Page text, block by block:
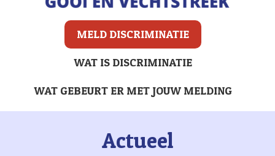
MELD DISCRIMINATIE
WAT IS DISCRIMINATIE
WAT GEBEURT ER MET JOUW MELDING
Actueel